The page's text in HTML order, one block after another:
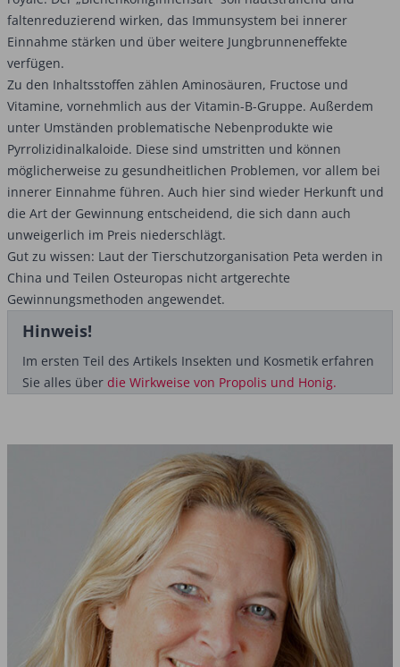
faltenreduzierend wirken, das Immunsystem bei innerer
Einnahme stärken und über weitere Jungbrunneneffekte
verfügen.
Zu den Inhaltsstoffen zählen Aminosäuren, Fructose und
Vitamine, vornehmlich aus der Vitamin-B-Gruppe. Außerdem
unter Umständen problematische Nebenprodukte wie
Pyrrolizidinalkaloide. Diese sind umstritten und können
möglicherweise zu gesundheitlichen Problemen, vor allem bei
innerer Einnahme führen. Auch hier sind wieder Herkunft und
die Art der Gewinnung entscheidend, die sich dann auch
unweigerlich im Preis niederschlägt.
Gut zu wissen: Laut der Tierschutzorganisation Peta werden in
China und Teilen Osteuropas nicht artgerechte
Gewinnungsmethoden angewendet.
Hinweis!
Im ersten Teil des Artikels Insekten und Kosmetik erfahren
Sie alles über die Wirkweise von Propolis und Honig.